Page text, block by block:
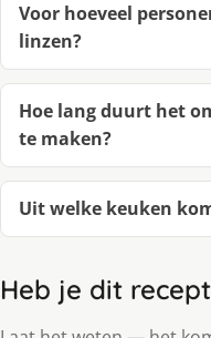
Voor hoeveel
linzen?
Hoe lang duurt het
te maken?
Uit welke keuken
Heb je dit